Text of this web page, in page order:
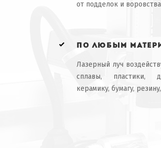
от подделок и воровства
по любым
Лазерный луч
сплавы, пластики,
керамику, бумагу,